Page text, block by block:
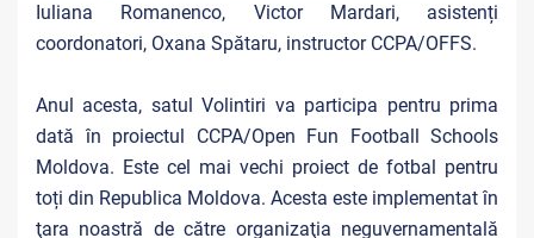
Iuliana Romanenco, Victor Mardari, asistenți
coordonatori, Oxana Spătaru, instructor CCPA/OFFS.
Anul acesta, satul Volintiri va participa pentru prima
dată în proiectul CCPA/Open Fun Football Schools
Moldova. Este cel mai vechi proiect de fotbal pentru
toți din Republica Moldova. Acesta este implementat în
ţara noastră de către organizaţia neguvernamentală